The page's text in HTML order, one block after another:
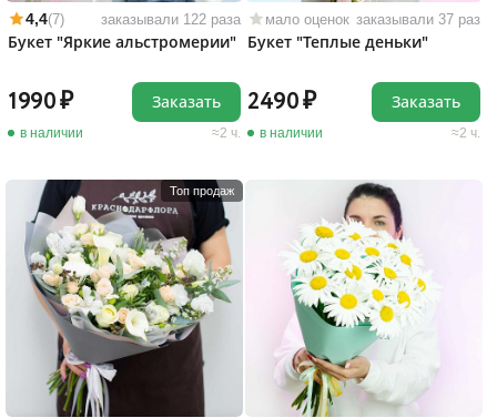
4,4(7) заказывали 122 раза
Букет "Яркие альстромерии"
1990
в наличии 2 ч.
Заказать
мало оценок заказывали 37 раз
Букет "Теплые деньки"
2490
в наличии 2 ч.
Заказать
Топ продаж